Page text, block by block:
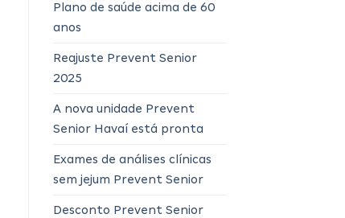
Plano de saúde acima de 60
anos
Reajuste Prevent Senior
2025
A nova unidade Prevent
Senior Havaí está pronta
Exames de análises clínicas
sem jejum Prevent Senior
Desconto Prevent Senior